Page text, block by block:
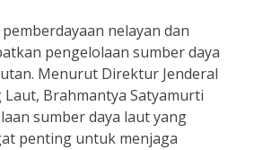
nelayan dan
pengelolaan sumber daya
Menurut Direktur Jenderal
Laut, Brahmantya Satyamurti
sumber daya laut yang
penting untuk menjaga